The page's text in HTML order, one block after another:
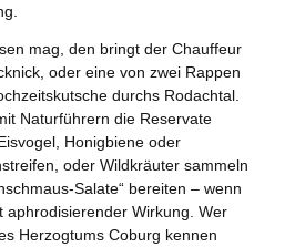
mag, den bringt der Chauffeur
oder eine von zwei Rappen
durchs Rodachtal.
Naturführern die Reservate
Honigbiene oder
oder Wildkräuter sammeln
Salate“ bereiten – wenn
aphrodisierender Wirkung. Wer
Herzogtums Coburg kennen